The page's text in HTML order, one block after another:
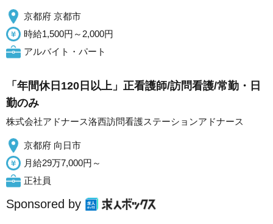
京都府 京都市
時給1,500円～2,000円
アルバイト・パート
「年間休日120日以上」正看護師/訪問看護/常勤・日
勤のみ
株式会社アドナース洛西訪問看護ステーションアドナース
京都府 向日市
月給29万7,000円～
正社員
Sponsored by